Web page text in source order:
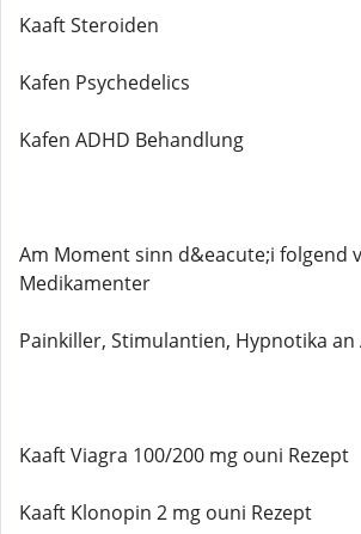
Kaaft Steroiden
Kafen Psychedelics
Kafen ADHD Behandlung
Am Moment sinn d&eacute;i folgend
Medikamenter
Painkiller, Stimulantien, Hypnotika an
Kaaft Viagra 100/200 mg ouni Rezept
Kaaft Klonopin 2 mg ouni Rezept